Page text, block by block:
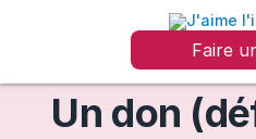
Faire
Un don